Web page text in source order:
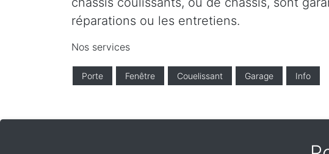
réparations ou les entretiens.
Nos services
Porte Fenêtre Couelissant Garage Info